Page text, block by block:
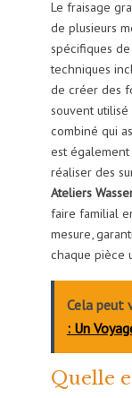
Le fraisage
de plusieurs
spécifiques
techniques
de créer des
souvent
combiné qui
est
réaliser des
Ateliers
faire familial
mesure,
chaque pièce
Cela peut
: Un
Quelle